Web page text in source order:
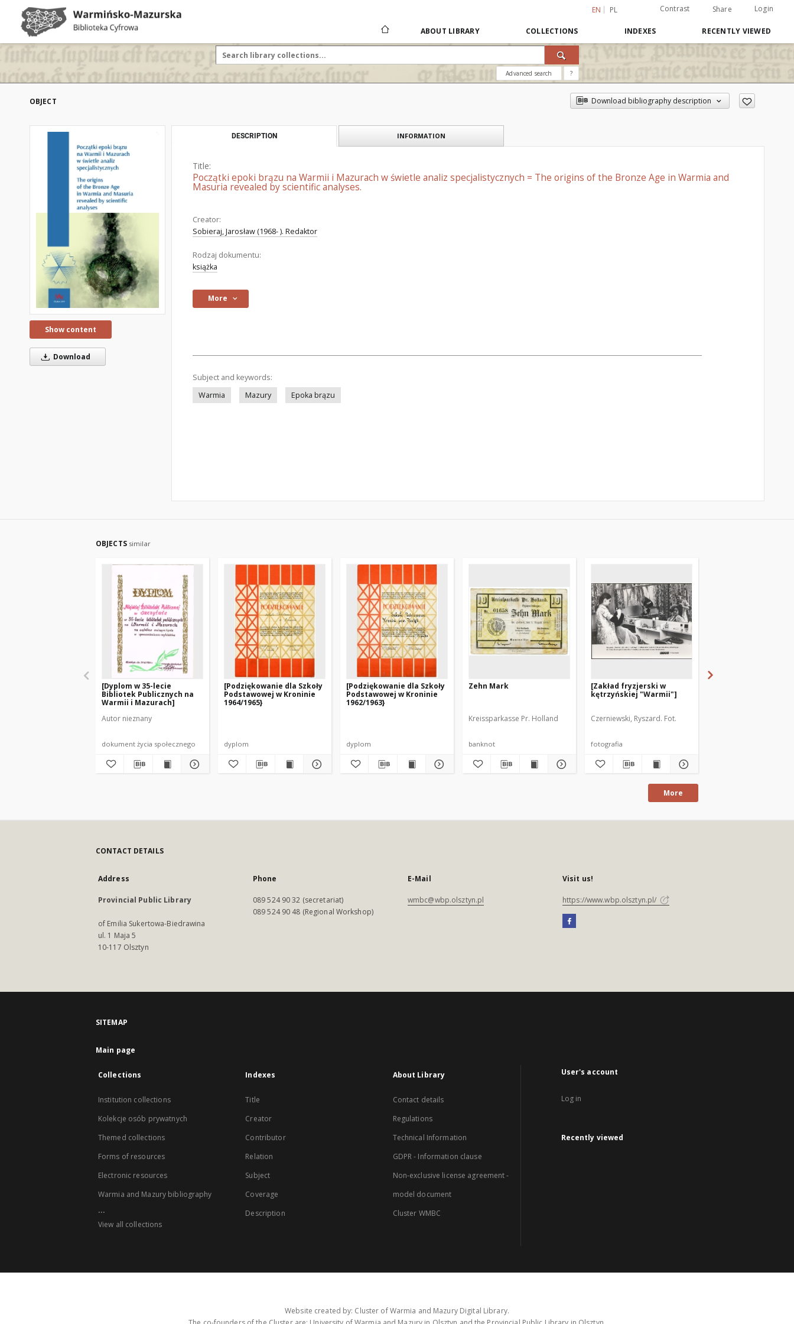
EN PL Contrast Share Login
ABOUT LIBRARY COLLECTIONS INDEXES RECENTLY VIEWED
Advanced search ?
OBJECT Download bibliography description
Show content
Download
DESCRIPTION INFORMATION
Title:
Początki epoki brązu na Warmii i Mazurach w świetle analiz specjalistycznych = The origins of the Bronze Age in Warmia and
Masuria revealed by scientific analyses.
Creator:
Sobieraj, Jarosław (1968- ). Redaktor
Rodzaj dokumentu:
książka
More
Subject and keywords:
Warmia
Mazury Epoka brązu
OBJECTS similar
[Dyplom w 35-lecie
Bibliotek Publicznych na
Warmii i Mazurach]
Autor nieznany
dokument życia społecznego
[Podziękowanie dla Szkoły
Podstawowej w Kroninie
1964/1965}
dyplom
[Podziękowanie dla Szkoły
Podstawowej w Kroninie
1962/1963}
dyplom
Zehn Mark
Kreissparkasse Pr. Holland
banknot
[Zakład fryzjerski w
kętrzyńskiej "Warmii"]
Czerniewski, Ryszard. Fot.
fotografia
More
CONTACT DETAILS
Address
Provincial Public Library
of Emilia Sukertowa-Biedrawina
ul. 1 Maja 5
10-117 Olsztyn
Phone
089 524 90 32 (secretariat)
089 524 90 48 (Regional Workshop)
E-Mail
wmbc@wbp.olsztyn.pl
Visit us!
https://www.wbp.olsztyn.pl/
SITEMAP
Main page
Collections
Institution collections
Kolekcje osób prywatnych
Themed collections
Forms of resources
Electronic resources
Warmia and Mazury bibliography
...
View all collections
Indexes
Title
Creator
Contributor
Relation
Subject
Coverage
Description
About Library
Contact details
Regulations
Technical Information
GDPR - Information clause
Non-exclusive license agreement -
model document
Cluster WMBC
User's account
Log in
Recently viewed
Website created by: Cluster of Warmia and Mazury Digital Library.